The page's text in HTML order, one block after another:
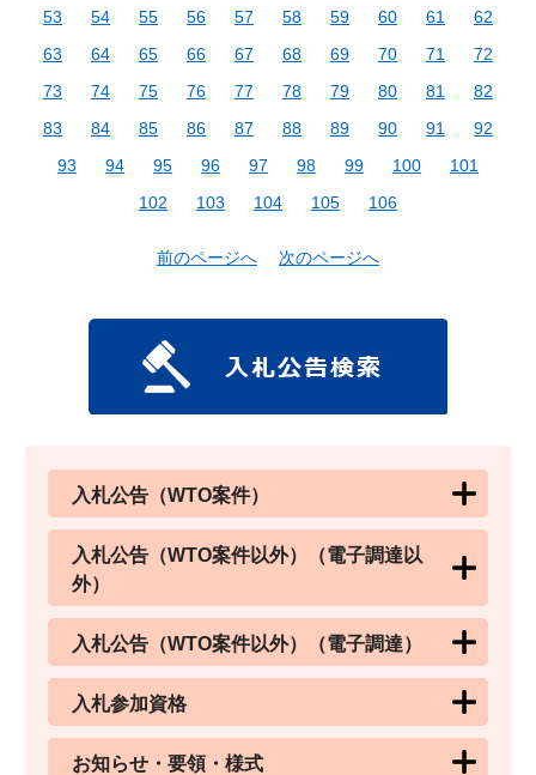
53
54 55 56 57 58 59 60 61
62
63
64 65 66 67 68 69 70 71
72
73
74 75 76 77 78 79 80 81
82
83
84 85 86 87 88 89 90 91
92
93
94 95 96 97 98 99 100
101
102
103 104 105 106
前のページへ 次のページへ
入札公告（WTO案件）
入札公告（WTO案件以外）（電子調達以
外）
入札公告（WTO案件以外）（電子調達）
入札参加資格
お知らせ・要領・様式